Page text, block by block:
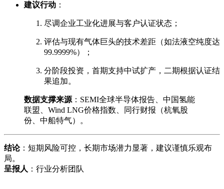
建议行动 ：
尽调企业工业化进展与客户认证状态；
评估与现有气体巨头的技术差距（如法液空纯度达
99.9999%）；
分阶段投资，首期支持中试扩产，二期根据认证结
果追加。
数据支撑来源 ：SEMI全球半导体报告、中国氢能
联盟、Wind LNG价格指数、同行财报（杭氧股
份、中船特气）。
结论：短期风险可控，长期市场潜力显著，建议谨慎乐观布
局。
呈报人 ：行业分析团队